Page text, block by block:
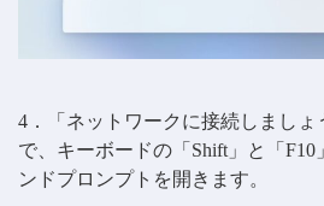
4．「ネットワークに接続しまし
で、キーボードの「Shift」と「
ンドプロンプトを開きます。